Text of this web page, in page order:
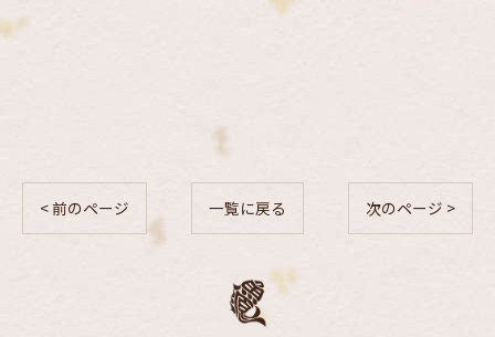
< 前のページ 一覧に戻る 次のページ >